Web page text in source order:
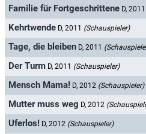
Familie für Fortgeschrittene D, 2011
Kehrtwende D, 2011 (Schauspieler)
Tage, die bleiben D, 2011
Der Turm D, 2011 (Schauspieler)
Mensch Mama! D, 2012 (Schauspieler)
Mutter muss weg D, 2012
Uferlos! D, 2012 (Schauspieler)